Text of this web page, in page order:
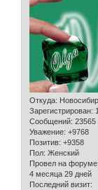
Откуда:
Зарегистрирован:
Сообщений: 23565
Уважение: +9768
Позитив: +9358
Пол: Женский
Провел на форуме:
4 месяца 29 дней
Последний визит: